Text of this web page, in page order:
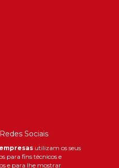
utilizam os seus
para fins técnicos e
e para lhe mostrar
Sociais